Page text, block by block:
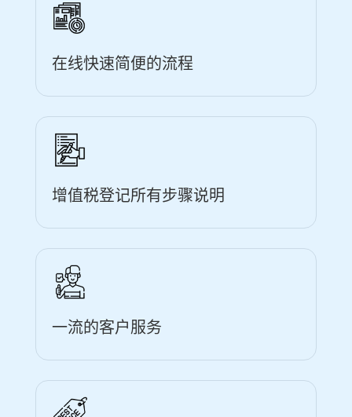
在线快速简便的流程
增值税登记所有步骤说明
一流的客户服务